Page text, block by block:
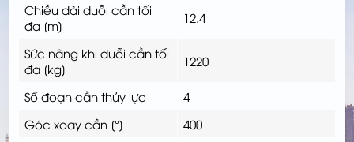
Chiều dài duỗi cần tối
đa [m]
12.4
Sức nâng khi duỗi cần tối
đa [kg]
1220
Số đoạn cần thủy lực
4
Góc xoay cần [°]
400